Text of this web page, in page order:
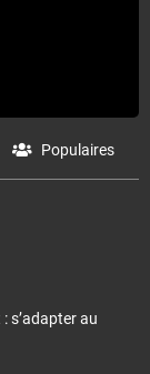
Populaires
s’adapter au